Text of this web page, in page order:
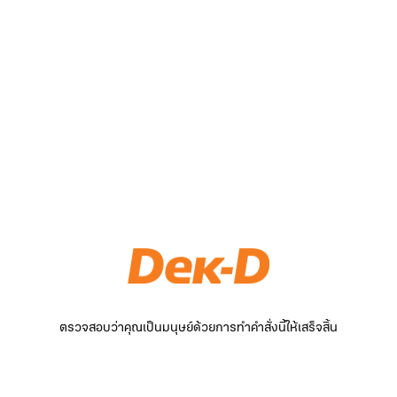
ตรวจสอบว่าคุณเป็นมนุษย์ด้วยการทำคำสั่งนี้ให้เสร็จสิ้น